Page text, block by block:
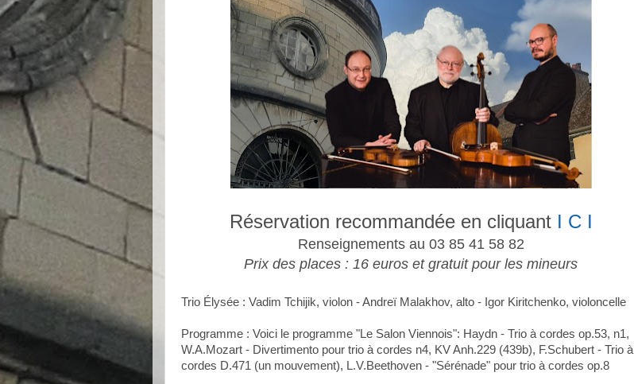
Réservation recommandée en cliquant I C I
Renseignements au 03 85 41 58 82
Prix des places : 16 euros et gratuit pour les mineurs
Trio Élysée : Vadim Tchijik, violon - Andreï Malakhov, alto - Igor Kiritchenko, violoncelle
Programme : Voici le programme "Le Salon Viennois": Haydn - Trio à cordes op.53, n1,
W.A.Mozart - Divertimento pour trio à cordes n4, KV Anh.229 (439b), F.Schubert - Trio à
cordes D.471 (un mouvement), L.V.Beethoven - "Sérénade" pour trio à cordes op.8